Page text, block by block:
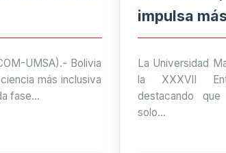
UMSA).- Bolivia
más inclusiva
fase...
impulsa
economía
La Universidad
la XXXVII
destacando
solo...